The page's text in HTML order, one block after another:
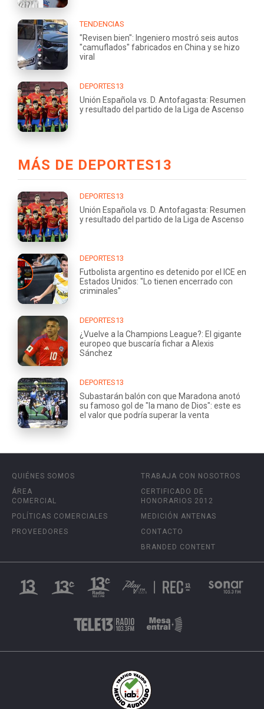
TENDENCIAS
"Revisen bien": Ingeniero mostró seis autos
"camuflados" fabricados en China y se hizo
viral
DEPORTES13
Unión Española vs. D. Antofagasta: Resumen
y resultado del partido de la Liga de Ascenso
MÁS DE DEPORTES13
DEPORTES13
Unión Española vs. D. Antofagasta: Resumen
y resultado del partido de la Liga de Ascenso
DEPORTES13
Futbolista argentino es detenido por el ICE en
Estados Unidos: "Lo tienen encerrado con
criminales"
DEPORTES13
¿Vuelve a la Champions League?: El gigante
europeo que buscaría fichar a Alexis
Sánchez
DEPORTES13
Subastarán balón con que Maradona anotó
su famoso gol de "la mano de Dios": este es
el valor que podría superar la venta
QUIÉNES SOMOS
ÁREA
COMERCIAL
POLÍTICAS COMERCIALES
PROVEEDORES
TRABAJA CON NOSOTROS
CERTIFICADO DE
HONORARIOS 2012
MEDICIÓN ANTENAS
CONTACTO
BRANDED CONTENT